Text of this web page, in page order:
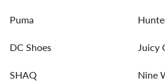
Puma
DC Shoes Juicy
SHAQ Nine